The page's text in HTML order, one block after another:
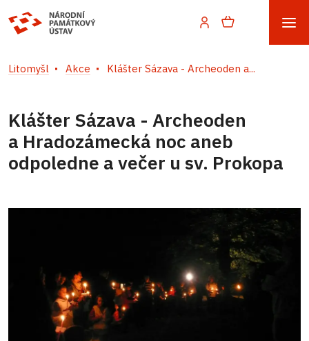
Litomyšl Akce Klášter Sázava - Archeoden a...
Klášter Sázava - Archeoden
a Hradozámecká noc aneb
odpoledne a večer u sv. Prokopa